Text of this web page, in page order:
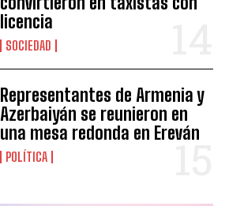
licencia
SOCIEDAD
Representantes de Armenia y
Azerbaiyán se reunieron en
una mesa redonda en Ereván
POLÍTICA